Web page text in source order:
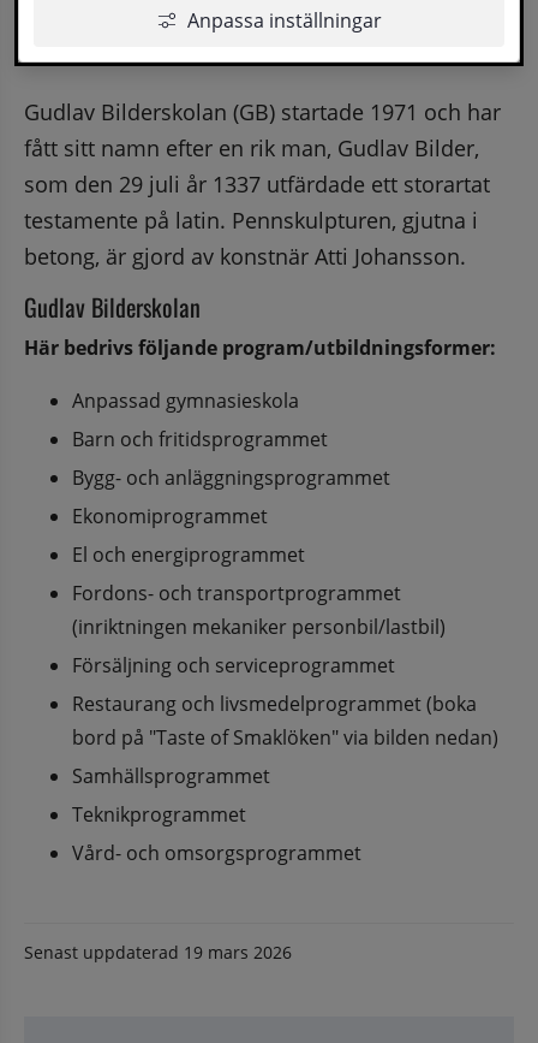
Anpassa inställningar
Gudlav Bilderskolan (GB) startade 1971 och har
fått sitt namn efter en rik man, Gudlav Bilder,
som den 29 juli år 1337 utfärdade ett storartat
testamente på latin. Pennskulpturen, gjutna i
betong, är gjord av konstnär Atti Johansson.
Gudlav Bilderskolan
Här bedrivs följande program/utbildningsformer:
Anpassad gymnasieskola
Barn och fritidsprogrammet
Bygg- och anläggningsprogrammet
Ekonomiprogrammet
El och energiprogrammet
Fordons- och transportprogrammet
(inriktningen mekaniker personbil/lastbil)
Försäljning och serviceprogrammet
Restaurang och livsmedelprogrammet (boka
bord på "Taste of Smaklöken" via bilden nedan)
Samhällsprogrammet
Teknikprogrammet
Vård- och omsorgsprogrammet
Senast uppdaterad 19 mars 2026